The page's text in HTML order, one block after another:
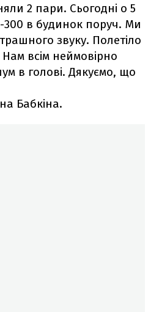
2 пари. Сьогодні о 5
300 в будинок поруч. Ми
звуку. Полетіло
всім неймовірно
в голові. Дякуємо, що
Бабкіна.